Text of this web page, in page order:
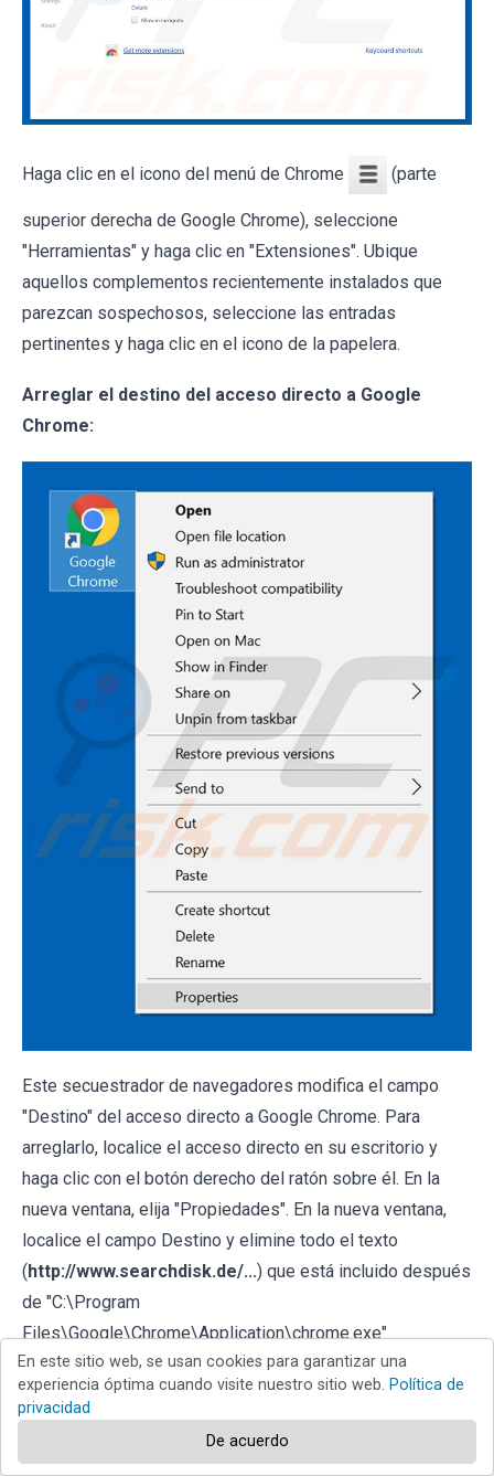
Haga clic en el icono del menú de Chrome (parte
superior derecha de Google Chrome), seleccione
"Herramientas" y haga clic en "Extensiones". Ubique
aquellos complementos recientemente instalados que
parezcan sospechosos, seleccione las entradas
pertinentes y haga clic en el icono de la papelera.
Arreglar el destino del acceso directo a Google
Chrome:
Este secuestrador de navegadores modifica el campo
"Destino" del acceso directo a Google Chrome. Para
arreglarlo, localice el acceso directo en su escritorio y
haga clic con el botón derecho del ratón sobre él. En la
nueva ventana, elija "Propiedades". En la nueva ventana,
localice el campo Destino y elimine todo el texto
(http://www.searchdisk.de/...) que está incluido después
de "C:\Program
Files\Google\Chrome\Application\chrome.exe".
En este sitio web, se usan cookies para garantizar una
experiencia óptima cuando visite nuestro sitio web. Política de
privacidad
De acuerdo